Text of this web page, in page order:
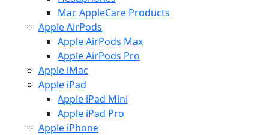
Mac AppleCare Products
Apple AirPods
Apple AirPods Max
Apple AirPods Pro
Apple iMac
Apple iPad
Apple iPad Mini
Apple iPad Pro
Apple iPhone